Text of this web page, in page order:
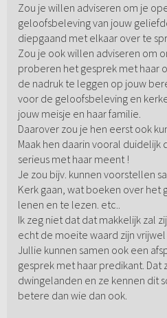
Zou je willen adviseren om je
geloofsbeleving van jouw
diepgaand met elkaar over te
Zou je ook willen adviseren om
proberen het gesprek met haar
de nadruk te leggen op jouw
voor de geloofsbeleving en
jouw meisje en haar familie.
Daarover zou je hen eerst ook
Maak hen daarin vooral
serieus met haar meent !
Je zou bijv. kunnen voorstellen
Kerk gaan, wat boeken over het
lenen en te lezen. etc..
Ik zeg niet dat dat makkelijk zal
echt de moeite waard zijn
Jullie kunnen samen ook een
gesprek met haar predikant. Dat
dwingelanden en ze kennen dit
betere dan wie dan ook.